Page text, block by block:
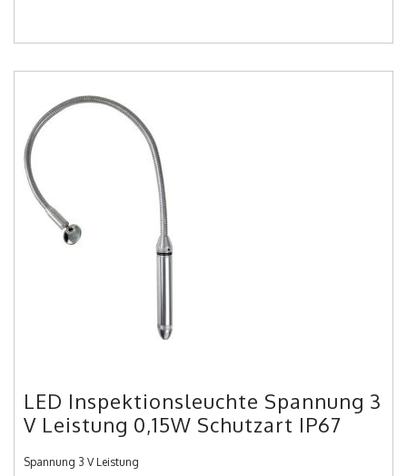
LED Inspektionsleuchte Spannung 3
V Leistung 0,15W Schutzart IP67
Spannung 3 V Leistung